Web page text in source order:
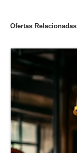
Ofertas Relacionadas